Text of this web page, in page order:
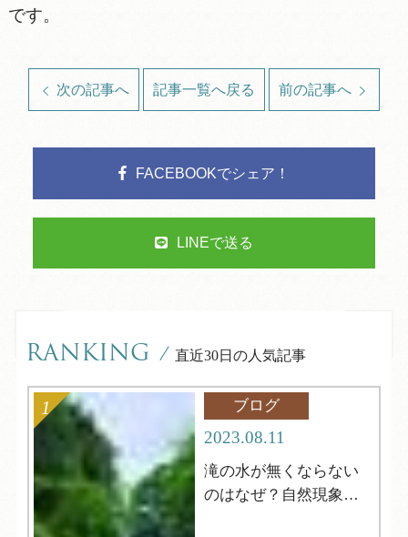
です。
次の記事へ 記事一覧へ戻る 前の記事へ
FACEBOOKでシェア！
LINEで送る
RANKING / 直近30日の人気記事
ブログ
2023.08.11
滝の水が無くならない
のはなぜ？自然現象解